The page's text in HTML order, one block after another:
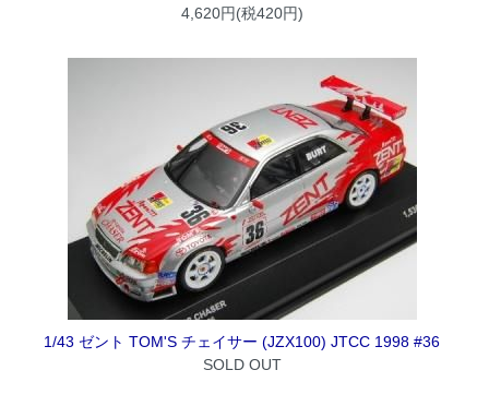
4,620円(税420円)
1/43 ゼント TOM'S チェイサー (JZX100) JTCC 1998 #36
SOLD OUT